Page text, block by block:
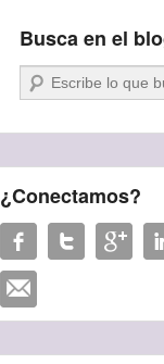
Busca en el
Buscar
¿Conectamos?